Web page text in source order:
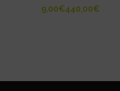
€ €